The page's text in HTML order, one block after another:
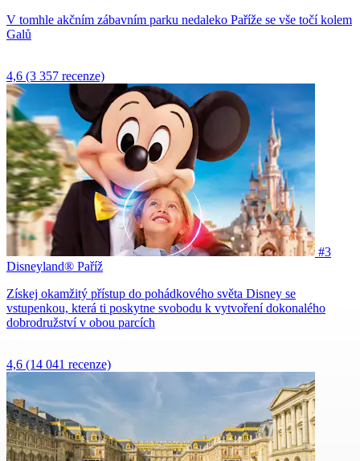
V tomhle akčním zábavním parku nedaleko Paříže se vše točí kolem
Galů
4,6 (3 357 recenze)
#3
Disneyland® Paříž
Získej okamžitý přístup do pohádkového světa Disney se
vstupenkou, která ti poskytne svobodu k vytvoření dokonalého
dobrodružství v obou parcích
4,6 (14 041 recenze)